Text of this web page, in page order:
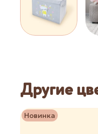
Другие
Новинка